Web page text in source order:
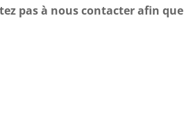
pas à nous contacter afin que